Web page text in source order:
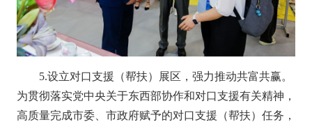
5.设立对口支援（帮扶）展区，强力推动共富共赢。
为贯彻落实党中央关于东西部协作和对口支援有关精神，
高质量完成市委、市政府赋予的对口支援（帮扶）任务，